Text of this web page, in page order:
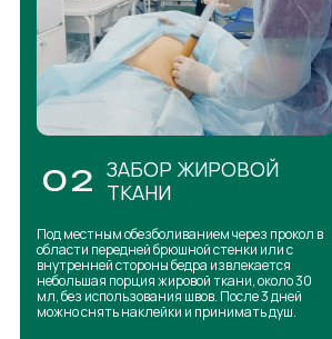
02 ЗАБОР ЖИРОВОЙ
ТКАНИ
Под местным обезболиванием через прокол в
области передней брюшной стенки или с
внутренней стороны бедра извлекается
небольшая порция жировой ткани, около 30
мл, без использования швов. После 3 дней
можно снять наклейки и принимать душ.